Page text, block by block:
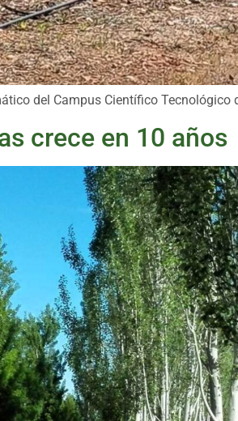
del Campus Científico Tecnológico
crece en 10 años